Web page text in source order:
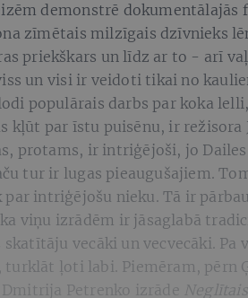
demonstrē dokumentālajās
zīmētais milzīgais dzīvnieks
priekškars un līdz ar to - arī
un visi ir veidoti tikai no
populārais darbs par koka
kļūt par īstu puisēnu, ir režisora
protams, ir intriģējoši, jo
tur ir lugas pieaugušajiem.
par intriģējošu nieku. Tā ir
viņu izrādēm ir jāsaglabā
vecāki un vecvecāki. Pa
ļoti labi. Piemēram, pērn
Petrenko izrāde